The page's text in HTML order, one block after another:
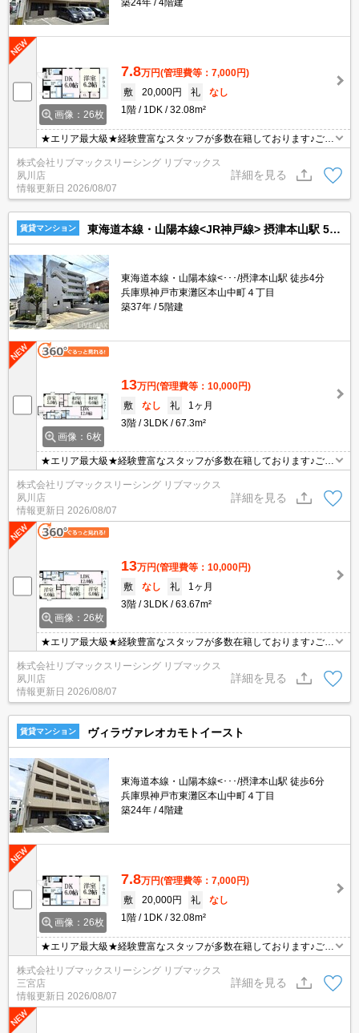
画像：26枚
7.8万円(管理費等：7,000円)
敷
20,000円 礼
なし
1階
1DK 32.08m²
★エリア最大級★経験豊富なスタッフが多数在籍しております♪ご要
望がありましたらお申し付けください！初期費用クレジット支払可
能！オンライン内覧・オンライン契約等弊社に一度も来店せずとも
問題ありません♪弊社ではネットに掲載されている物件も全てご紹介
可能になりますので気になる物件は全て申し付けください★
株式会社リブマックスリーシング リブマックス
夙川店
情報更新日 2026/08/07
詳細を見る
賃貸マンション 東海道本線・山陽本線<JR神戸線> 摂津本山駅 5階建 築37年
東海道本線・山陽本線<･･･/摂津本山駅 徒歩4分
兵庫県神戸市東灘区本山中町４丁目
築37年
5階建
画像：6枚
13万円(管理費等：10,000円)
敷
なし 礼
1ヶ月
3階
3LDK 67.3m²
★エリア最大級★経験豊富なスタッフが多数在籍しております♪ご要
望がありましたらお申し付けください！初期費用クレジット支払可
能！オンライン内覧・オンライン契約等弊社に一度も来店せずとも
問題ありません♪弊社ではネットに掲載されている物件も全てご紹介
可能になりますので気になる物件は全て申し付けください★
株式会社リブマックスリーシング リブマックス
夙川店
情報更新日 2026/08/07
詳細を見る
画像：26枚
13万円(管理費等：10,000円)
敷
なし 礼
1ヶ月
3階
3LDK 63.67m²
★エリア最大級★経験豊富なスタッフが多数在籍しております♪ご要
望がありましたらお申し付けください！初期費用クレジット支払可
能！オンライン内覧・オンライン契約等弊社に一度も来店せずとも
問題ありません♪弊社ではネットに掲載されている物件も全てご紹介
可能になりますので気になる物件は全て申し付けください★
株式会社リブマックスリーシング リブマックス
夙川店
情報更新日 2026/08/07
詳細を見る
賃貸マンション ヴィラヴァレオカモトイースト
東海道本線・山陽本線<･･･/摂津本山駅 徒歩6分
兵庫県神戸市東灘区本山中町４丁目
築24年
4階建
画像：26枚
7.8万円(管理費等：7,000円)
敷
20,000円 礼
なし
1階
1DK 32.08m²
★エリア最大級★経験豊富なスタッフが多数在籍しております♪ご要
望がありましたらお申し付けください！初期費用クレジット支払可
能！オンライン内覧・オンライン契約等弊社に一度も来店せずとも
問題ありません♪弊社ではネットに掲載されている物件も全てご紹介
可能になりますので気になる物件は全て申し付けください★
株式会社リブマックスリーシング リブマックス
三宮店
情報更新日 2026/08/07
詳細を見る